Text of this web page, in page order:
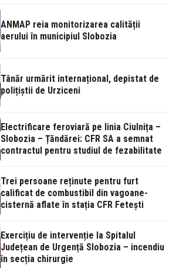
ANMAP reia monitorizarea calității
aerului în municipiul Slobozia
Tânăr urmărit internațional, depistat de
polițiștii de Urziceni
Electrificare feroviară pe linia Ciulnița –
Slobozia – Țăndărei: CFR SA a semnat
contractul pentru studiul de fezabilitate
Trei persoane reținute pentru furt
calificat de combustibil din vagoane-
cisternă aflate în stația CFR Fetești
Exercițiu de intervenție la Spitalul
Județean de Urgență Slobozia – incendiu
în secția chirurgie